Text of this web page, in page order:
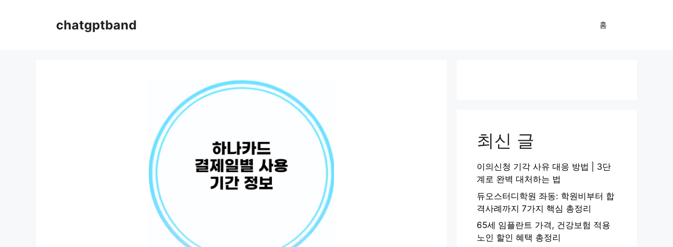
chatgptband 홈
최신 글
이의신청 기각 사유 대응 방법 | 3단
계로 완벽 대처하는 법
듀오스터디학원 좌동: 학원비부터 합
격사례까지 7가지 핵심 총정리
65세 임플란트 가격, 건강보험 적용
노인 할인 혜택 총정리